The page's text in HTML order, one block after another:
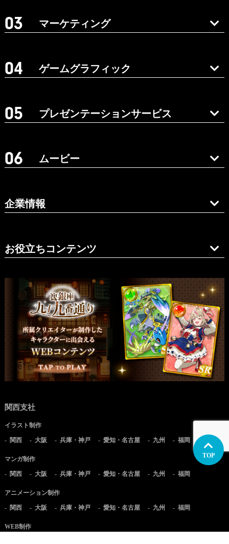
TOP
マーケティング
ゲームグラフィック
プレゼンテーションサービス
ムービー
企業情報
お役立ちコンテンツ
関西支社
イラスト制作
関西 大阪 兵庫・神戸 愛知・名古屋 九州 福岡
マンガ制作
関西 大阪 兵庫・神戸 愛知・名古屋 九州 福岡
アニメーション制作
関西 大阪 兵庫・神戸 愛知・名古屋 九州 福岡
WEB制作